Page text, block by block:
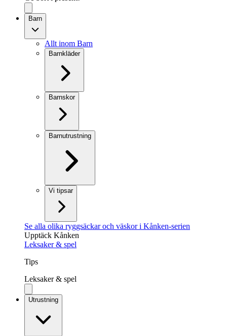
Barn
Allt inom Barn
Barnkläder
Barnskor
Barnutrustning
Vi tipsar
Se alla olika ryggsäckar och väskor i Kånken-serien
Upptäck Kånken
Leksaker & spel
Tips
Leksaker & spel
Utrustning